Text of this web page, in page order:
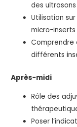
des ultrasons
Utilisation
micro-inserts
Comprendre
différents
Après-midi
Rôle des
Poser